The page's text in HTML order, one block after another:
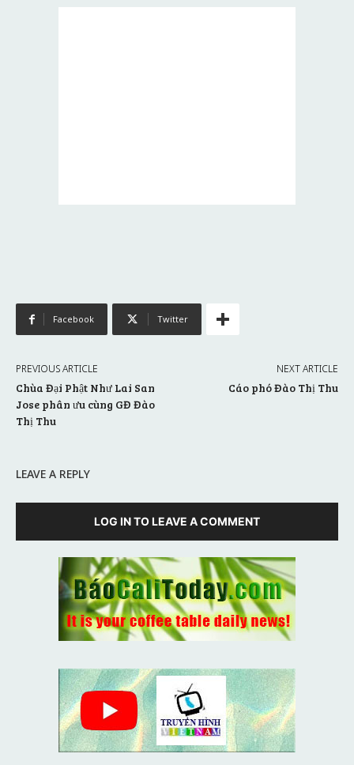
Facebook Twitter
PREVIOUS ARTICLE
Chùa Đại Phật Như Lai San
Jose phân ưu cùng GĐ Đào
Thị Thu
NEXT ARTICLE
Cáo phó Đào Thị Thu
LEAVE A REPLY
LOG IN TO LEAVE A COMMENT